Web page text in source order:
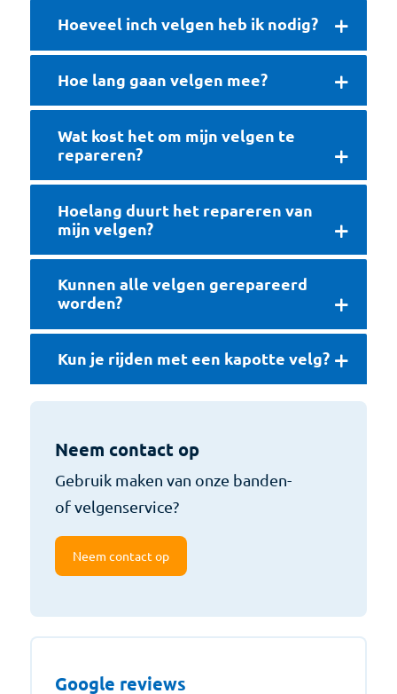
Hoeveel inch velgen heb ik nodig?
Hoe lang gaan velgen mee?
Wat kost het om mijn velgen te
repareren?
Hoelang duurt het repareren van
mijn velgen?
Kunnen alle velgen gerepareerd
worden?
Kun je rijden met een kapotte velg?
Neem contact op
Gebruik maken van onze banden-
of velgenservice?
Neem contact op
Google reviews